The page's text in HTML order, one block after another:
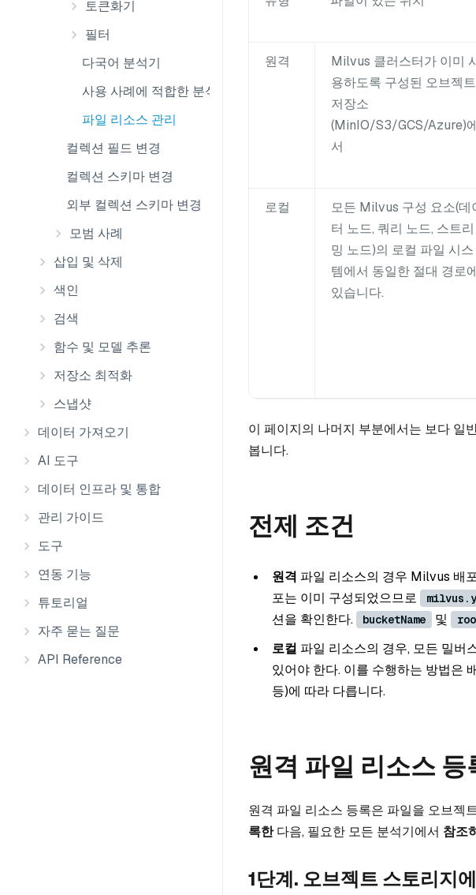
토큰화기
필터
다국어 분석기
사용 사례에 적합한 분석기를 선택하세요
파일 리소스 관리
컬렉션 필드 변경
컬렉션 스키마 변경
외부 컬렉션 스키마 변경
모범 사례
삽입 및 삭제
색인
검색
함수 및 모델 추론
저장소 최적화
스냅샷
데이터 가져오기
AI 도구
데이터 인프라 및 통합
관리 가이드
도구
연동 기능
튜토리얼
자주 묻는 질문
API Reference
원격
Milvus 클러스터가 이미
용하도록 구성된 오브젝트
저장소
(MinIO/S3/GCS/Azure)
서
로컬
모든 Milvus 구성 요소(데
터 노드, 쿼리 노드, 스트리
밍 노드)의 로컬 파일 시스
템에서 동일한 절대 경로
있습니다.
이 페이지의 나머지 부분에서는 보다 일
봅니다.
전제 조건
원격 파일 리소스의 경우 Milvus 배
포는 이미 구성되었으므로
션을 확인한다.
bucketName 및
로컬 파일 리소스의 경우, 모든 밀버
있어야 한다. 이를 수행하는 방법은
등)에 따라 다릅니다.
원격 파일 리소스 등
원격 파일 리소스 등록은 파일을 오브젝
록한다음, 필요한 모든 분석기에서 참조
1단계. 오브젝트 스토리지